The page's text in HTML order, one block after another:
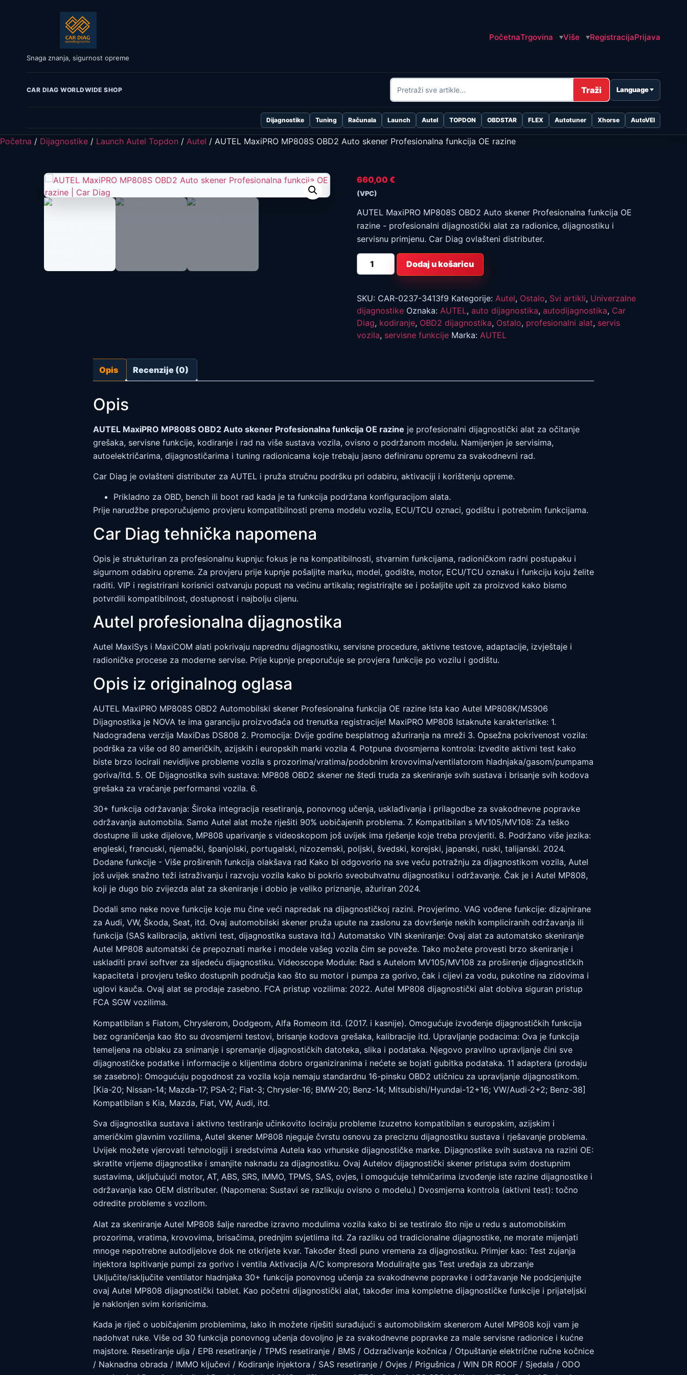
Snaga znanja, sigurnost opreme
PočetnaTrgovina Više RegistracijaPrijava
CAR DIAG WORLDWIDE SHOP Traži Language
Dijagnostike Tuning Računala Launch Autel TOPDON OBDSTAR FLEX Autotuner Xhorse AutoVEI
Početna / Dijagnostike / Launch Autel Topdon / Autel / AUTEL MaxiPRO MP808S OBD2 Auto skener Profesionalna funkcija OE razine
660,00€
(VPC)
AUTEL MaxiPRO MP808S OBD2 Auto skener Profesionalna funkcija OE
razine - profesionalni dijagnostički alat za radionice, dijagnostiku i
servisnu primjenu. Car Diag ovlašteni distributer.
AUTEL
MaxiPRO
MP808S
skener
Profesionalna
funkcija
OE
razine
količina
Dodaj u košaricu
SKU: CAR-0237-3413f9 Kategorije: Autel, Ostalo, Svi artikli, Univerzalne
dijagnostike Oznaka: AUTEL,auto dijagnostika,autodijagnostika, Car
Diag, kodiranje, OBD2 dijagnostika, Ostalo, profesionalni alat, servis
vozila, servisne funkcije Marka: AUTEL
Opis Recenzije (0)
Opis
AUTEL MaxiPRO MP808S OBD2 Auto skener Profesionalna funkcija OE razine je profesionalni dijagnostički alat za očitanje
grešaka, servisne funkcije, kodiranje i rad na više sustava vozila, ovisno o podržanom modelu. Namijenjen je servisima,
autoelektričarima, dijagnostičarima i tuning radionicama koje trebaju jasno definiranu opremu za svakodnevni rad.
Car Diag je ovlašteni distributer za AUTEL i pruža stručnu podršku pri odabiru, aktivaciji i korištenju opreme.
Prikladno za OBD, bench ili boot rad kada je ta funkcija podržana konfiguracijom alata.
Prije narudžbe preporučujemo provjeru kompatibilnosti prema modelu vozila, ECU/TCU oznaci, godištu i potrebnim funkcijama.
Car Diag tehnička napomena
Opis je strukturiran za profesionalnu kupnju: fokus je na kompatibilnosti, stvarnim funkcijama, radioničkom radni postupaku i
sigurnom odabiru opreme. Za provjeru prije kupnje pošaljite marku, model, godište, motor, ECU/TCU oznaku i funkciju koju želite
raditi. VIP i registrirani korisnici ostvaruju popust na većinu artikala; registrirajte se i pošaljite upit za proizvod kako bismo
potvrdili kompatibilnost, dostupnost i najbolju cijenu.
Autel profesionalna dijagnostika
Autel MaxiSys i MaxiCOM alati pokrivaju naprednu dijagnostiku, servisne procedure, aktivne testove, adaptacije, izvještaje i
radioničke procese za moderne servise. Prije kupnje preporučuje se provjera funkcije po vozilu i godištu.
Opis iz originalnog oglasa
AUTEL MaxiPRO MP808S OBD2 Automobilski skener Profesionalna funkcija OE razine Ista kao Autel MP808K/MS906
Dijagnostika je NOVA te ima garanciju proizvođaća od trenutka registracije! MaxiPRO MP808 Istaknute karakteristike: 1.
Nadograđena verzija MaxiDas DS808 2. Promocija: Dvije godine besplatnog ažuriranja na mreži 3. Opsežna pokrivenost vozila:
podrška za više od 80 američkih, azijskih i europskih marki vozila 4. Potpuna dvosmjerna kontrola: Izvedite aktivni test kako
biste brzo locirali nevidljive probleme vozila s prozorima/vratima/podobnim krovovima/ventilatorom hladnjaka/gasom/pumpama
goriva/itd. 5. OE Dijagnostika svih sustava: MP808 OBD2 skener ne štedi truda za skeniranje svih sustava i brisanje svih kodova
grešaka za vraćanje performansi vozila. 6.
30+ funkcija održavanja: Široka integracija resetiranja, ponovnog učenja, usklađivanja i prilagodbe za svakodnevne popravke
održavanja automobila. Samo Autel alat može riješiti 90% uobičajenih problema. 7. Kompatibilan s MV105/MV108: Za teško
dostupne ili uske dijelove, MP808 uparivanje s videoskopom još uvijek ima rješenje koje treba provjeriti. 8. Podržano više jezika:
engleski, francuski, njemački, španjolski, portugalski, nizozemski, poljski, švedski, korejski, japanski, ruski, talijanski. 2024.
Dodane funkcije - Više proširenih funkcija olakšava rad Kako bi odgovorio na sve veću potražnju za dijagnostikom vozila, Autel
još uvijek snažno teži istraživanju i razvoju vozila kako bi pokrio sveobuhvatnu dijagnostiku i održavanje. Čak je i Autel MP808,
koji je dugo bio zvijezda alat za skeniranje i dobio je veliko priznanje, ažuriran 2024.
Dodali smo neke nove funkcije koje mu čine veći napredak na dijagnostičkoj razini. Provjerimo. VAG vođene funkcije: dizajnirane
za Audi, VW, Škoda, Seat, itd. Ovaj automobilski skener pruža upute na zaslonu za dovršenje nekih kompliciranih održavanja ili
funkcija (SAS kalibracija, aktivni test, dijagnostika sustava itd.) Automatsko VIN skeniranje: Ovaj alat za automatsko skeniranje
Autel MP808 automatski će prepoznati marke i modele vašeg vozila čim se poveže. Tako možete provesti brzo skeniranje i
uskladiti pravi softver za sljedeću dijagnostiku. Videoscope Module: Rad s Autelom MV105/MV108 za proširenje dijagnostičkih
kapaciteta i provjeru teško dostupnih područja kao što su motor i pumpa za gorivo, čak i cijevi za vodu, pukotine na zidovima i
uglovi kauča. Ovaj alat se prodaje zasebno. FCA pristup vozilima: 2022. Autel MP808 dijagnostički alat dobiva siguran pristup
FCA SGW vozilima.
Kompatibilan s Fiatom, Chryslerom, Dodgeom, Alfa Romeom itd. (2017. i kasnije). Omogućuje izvođenje dijagnostičkih funkcija
bez ograničenja kao što su dvosmjerni testovi, brisanje kodova grešaka, kalibracije itd. Upravljanje podacima: Ova je funkcija
temeljena na oblaku za snimanje i spremanje dijagnostičkih datoteka, slika i podataka. Njegovo pravilno upravljanje čini sve
dijagnostičke podatke i informacije o klijentima dobro organiziranima i nećete se bojati gubitka podataka. 11 adaptera (prodaju
se zasebno): Omogućuju pogodnost za vozila koja nemaju standardnu ​​16-pinsku OBD2 utičnicu za upravljanje dijagnostikom.
[Kia-20; Nissan-14; Mazda-17; PSA-2; Fiat-3; Chrysler-16; BMW-20; Benz-14; Mitsubishi/Hyundai-12+16; VW/Audi-2+2; Benz-38]
Kompatibilan s Kia, Mazda, Fiat, VW, Audi, itd.
Sva dijagnostika sustava i aktivno testiranje učinkovito lociraju probleme Izuzetno kompatibilan s europskim, azijskim i
američkim glavnim vozilima, Autel skener MP808 njeguje čvrstu osnovu za preciznu dijagnostiku sustava i rješavanje problema.
Uvijek možete vjerovati tehnologiji i sredstvima Autela kao vrhunske dijagnostičke marke. Dijagnostike svih sustava na razini OE:
skratite vrijeme dijagnostike i smanjite naknadu za dijagnostiku. Ovaj Autelov dijagnostički skener pristupa svim dostupnim
sustavima, uključujući motor, AT, ABS, SRS, IMMO, TPMS, SAS, ovjes, i omogućuje tehničarima izvođenje iste razine dijagnostike i
održavanja kao OEM distributer. (Napomena: Sustavi se razlikuju ovisno o modelu.) Dvosmjerna kontrola (aktivni test): točno
odredite probleme s vozilom.
Alat za skeniranje Autel MP808 šalje naredbe izravno modulima vozila kako bi se testiralo što nije u redu s automobilskim
prozorima, vratima, krovovima, brisačima, prednjim svjetlima itd. Za razliku od tradicionalne dijagnostike, ne morate mijenjati
mnoge nepotrebne autodijelove dok ne otkrijete kvar. Također štedi puno vremena za dijagnostiku. Primjer kao: Test zujanja
injektora Ispitivanje pumpi za gorivo i ventila Aktivacija A/C kompresora Modulirajte gas Test uređaja za ubrzanje
Uključite/isključite ventilator hladnjaka 30+ funkcija ponovnog učenja za svakodnevne popravke i održavanje Ne podcjenjujte
ovaj Autel MP808 dijagnostički tablet. Kao početni dijagnostički alat, također ima kompletne dijagnostičke funkcije i prijateljski
je naklonjen svim korisnicima.
Kada je riječ o uobičajenim problemima, lako ih možete riješiti surađujući s automobilskim skenerom Autel MP808 koji vam je
nadohvat ruke. Više od 30 funkcija ponovnog učenja dovoljno je za svakodnevne popravke za male servisne radionice i kućne
majstore. Resetiranje ulja / EPB resetiranje / TPMS resetiranje / BMS / Odzračivanje kočnica / Otpuštanje električne ručne kočnice
/ Naknadna obrada / IMMO ključevi / Kodiranje injektora / SAS resetiranje / Ovjes / Prigušnica / WIN DR ROOF / Sjedala / ODO